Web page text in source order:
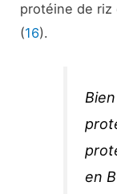
protéine de riz
(16).
en